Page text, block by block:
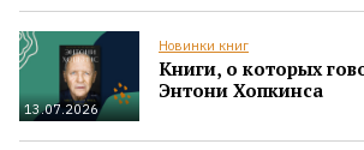
13.07.2026
Новинки книг
Книги, о которых
Энтони Хопкинса